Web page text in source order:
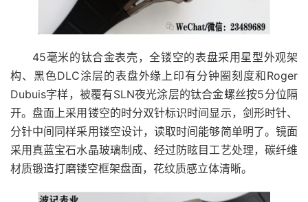
45毫米的钛合金表壳，全镂空的表盘采用星型外观架
构、黑色DLC涂层的表盘外缘上印有分钟圈刻度和Roger
Dubuis字样，被覆有SLN夜光涂层的钛合金螺丝按5分位隔
开。盘面上采用镂空的时分双针标识时间显示，剑形时针、
分针中间同样采用镂空设计，读取时间能够简单明了。镜面
采用真蓝宝石水晶玻璃制成、经过防眩目工艺处理，碳纤维
材质锻造打磨镂空框架盘面，花纹质感立体清晰。